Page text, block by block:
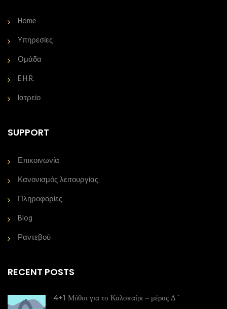
Home
Yπηρεσίες
Ομάδα
E.H.R.
Iατρείο
SUPPORT
Επικοινωνία
Κανονισμός λειτουργίας
Πληροφορίες
Blog
Ραντεβού
RECENT POSTS
4+1 Μύθοι για το Καλοκαίρι – μέρος Δ´